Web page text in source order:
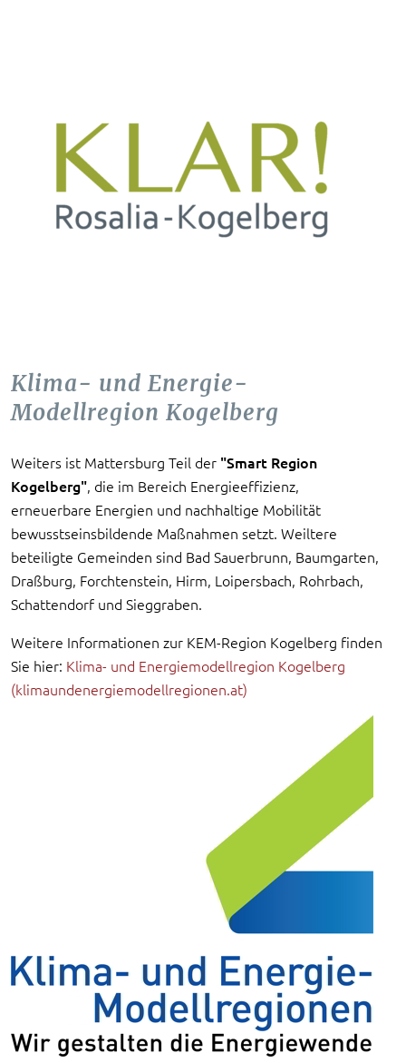
Klima- und Energie-
Modellregion Kogelberg
Weiters ist Mattersburg Teil der "Smart Region
Kogelberg", die im Bereich Energieeffizienz,
erneuerbare Energien und nachhaltige Mobilität
bewusstseinsbildende Maßnahmen setzt. Weiltere
beteiligte Gemeinden sind Bad Sauerbrunn, Baumgarten,
Draßburg, Forchtenstein, Hirm, Loipersbach, Rohrbach,
Schattendorf und Sieggraben.
Weitere Informationen zur KEM-Region Kogelberg finden
Sie hier: Klima- und Energiemodellregion Kogelberg
(klimaundenergiemodellregionen.at)